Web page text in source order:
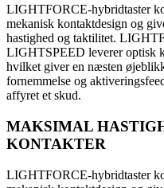
LIGHTFORCE-hybridtaster
mekanisk kontaktdesign og
hastighed og taktilitet.
LIGHTSPEED leverer optisk
hvilket giver en næsten
fornemmelse og
affyret et skud.
MAKSIMAL
KONTAKTER
LIGHTFORCE-hybridtaster